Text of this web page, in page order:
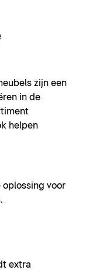
zijn een
in de
helpen
voor
extra